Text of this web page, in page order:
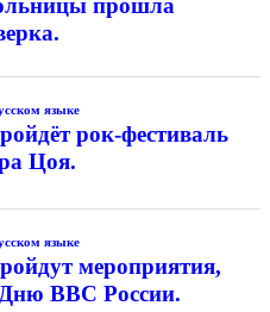
языке
рок-фестиваль
Цоя.
языке
мероприятия,
ВВС России.